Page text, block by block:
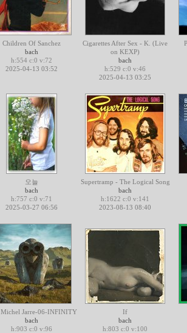
Children Of Sanchez
bach
h:554 c:0 v:72
2025-04-13 03:52
Cigarettes After Sex - K. (Live
on KEXP)
bach
h:529 c:0 v:46
2025-04-13 03:25
오늘
bach
h:757 c:0 v:71
2025-03-27 06:56
Supertramp - The Logical Song
bach
h:1622 c:0 v:141
2023-08-13 08:40
Michel Jarre-06-INFINITY
bach
h:903 c:0 v:96
If
bach
h:803 c:0 v:100